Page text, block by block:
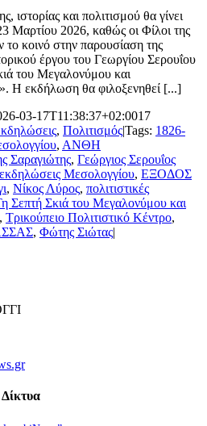
ιστορίας και πολιτισμού θα γίνει
Μαρτίου 2026, καθώς οι Φίλοι της
κοινό στην παρουσίαση της
έργου του Γεωργίου Σερουΐου
του Μεγαλονύμου και
Η εκδήλωση θα φιλοξενηθεί [...]
03-17T11:38:37+02:0017
, Πολιτισμός|Tags: 1826-
, ΑΝΘΗ
Σαραγιώτης, Γεώργιος Σερουΐος
εκδηλώσεις Μεσολογγίου, ΕΞΟΔΟΣ
, Νίκος Λύρος, πολιτιστικές
Σεπτή Σκιά του Μεγαλονύμου και
, Τρικούπειο Πολιτιστικό Κέντρο,
, Φώτης Σιώτας|